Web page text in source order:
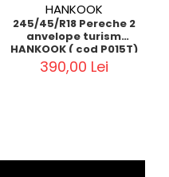
HANKOOK
245/45/R18 Pereche 2
anvelope turism
HANKOOK ( cod P015T)
390,00 Lei